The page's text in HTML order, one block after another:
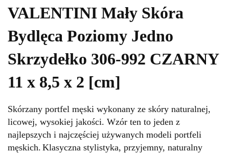
VALENTINI Mały Skóra
Bydlęca Poziomy Jedno
Skrzydełko 306-992 CZARNY
11 x 8,5 x 2 [cm]
Skórzany portfel męski wykonany ze skóry naturalnej,
licowej, wysokiej jakości. Wzór ten to jeden z
najlepszych i najczęściej używanych modeli portfeli
męskich. Klasyczna stylistyka, przyjemny, naturalny